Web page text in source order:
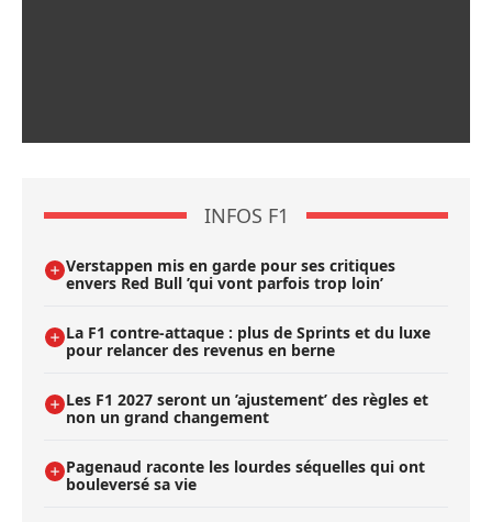
INFOS F1
Verstappen mis en garde pour ses critiques
envers Red Bull ’qui vont parfois trop loin’
La F1 contre-attaque : plus de Sprints et du luxe
pour relancer des revenus en berne
Les F1 2027 seront un ’ajustement’ des règles et
non un grand changement
Pagenaud raconte les lourdes séquelles qui ont
bouleversé sa vie